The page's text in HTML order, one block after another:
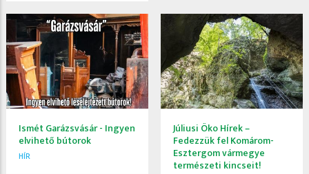
Ismét Garázsvásár - Ingyen
elvihető bútorok
HÍR
Júliusi Öko Hírek –
Fedezzük fel Komárom-
Esztergom vármegye
természeti kincseit!